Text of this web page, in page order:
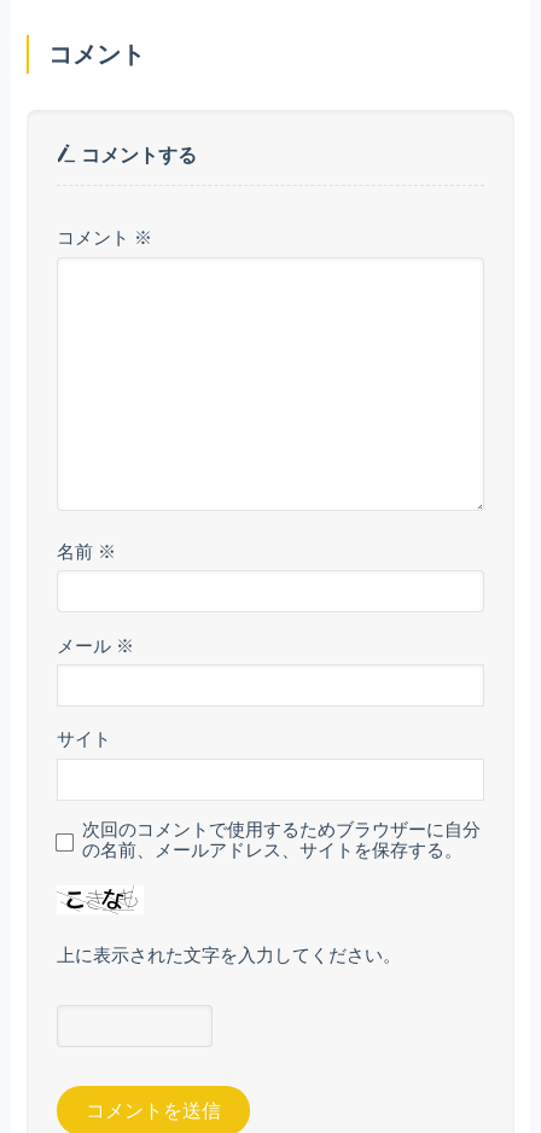
コメント
コメントする
コメント ※
名前 ※
メール ※
サイト
次回のコメントで使用するためブラウザーに自分
の名前、メールアドレス、サイトを保存する。
上に表示された文字を入力してください。